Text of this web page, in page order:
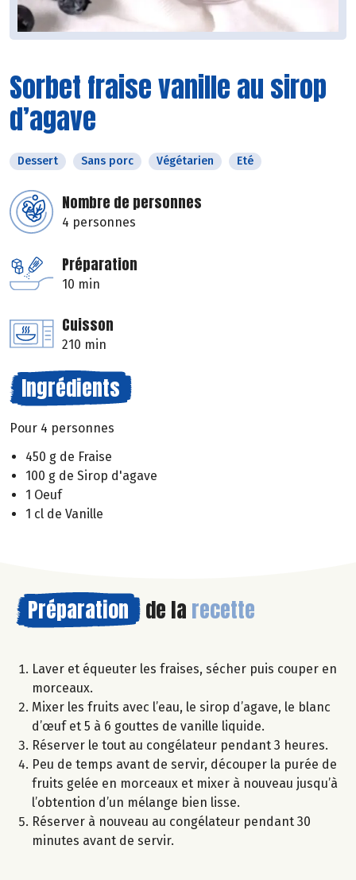
Sorbet fraise vanille au sirop
d’agave
Dessert Sans porc Végétarien Eté
Nombre de personnes
4 personnes
Préparation
10 min
Cuisson
210 min
Ingrédients
Pour 4 personnes
450 g de Fraise
100 g de Sirop d'agave
1 Oeuf
1 cl de Vanille
Préparation de la recette
Laver et équeuter les fraises, sécher puis couper en
morceaux.
Mixer les fruits avec l’eau, le sirop d’agave, le blanc
d’œuf et 5 à 6 gouttes de vanille liquide.
Réserver le tout au congélateur pendant 3 heures.
Peu de temps avant de servir, découper la purée de
fruits gelée en morceaux et mixer à nouveau jusqu’à
l’obtention d’un mélange bien lisse.
Réserver à nouveau au congélateur pendant 30
minutes avant de servir.